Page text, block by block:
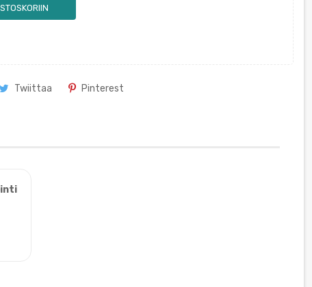
Twiittaa Pinterest